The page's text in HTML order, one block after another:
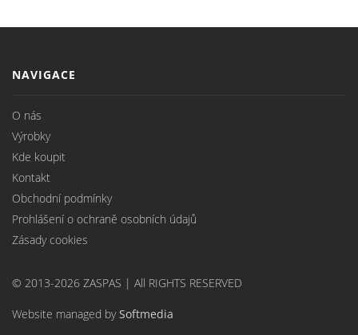
NAVIGACE
O nás
Výrobky
Kde koupit
Kontakt
Obchodní podmínky
Prohlášení o ochraně osobních údajů
Zásady cookies
© 2013-2026 ZASPAS | All RIGHTS RESERVED
Website managed bySoftmedia